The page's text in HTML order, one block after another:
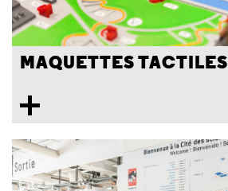
MAQUETTES TACTILES